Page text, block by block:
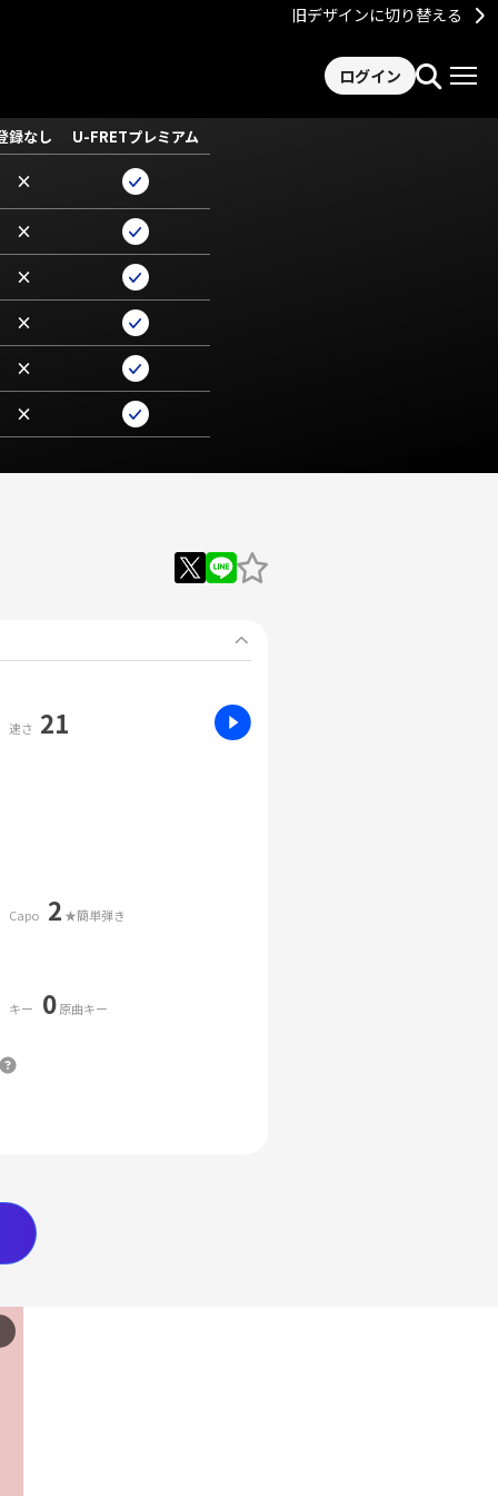
旧デザインに切り替える
ログイン
録なし U-FRETプレミアム
×
×
×
×
×
×
速さ 21
Capo 2 ★簡単弾き
キー 0原曲キー